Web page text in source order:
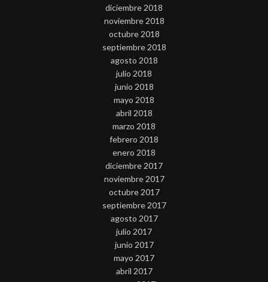
diciembre 2018
noviembre 2018
octubre 2018
septiembre 2018
agosto 2018
julio 2018
junio 2018
mayo 2018
abril 2018
marzo 2018
febrero 2018
enero 2018
diciembre 2017
noviembre 2017
octubre 2017
septiembre 2017
agosto 2017
julio 2017
junio 2017
mayo 2017
abril 2017